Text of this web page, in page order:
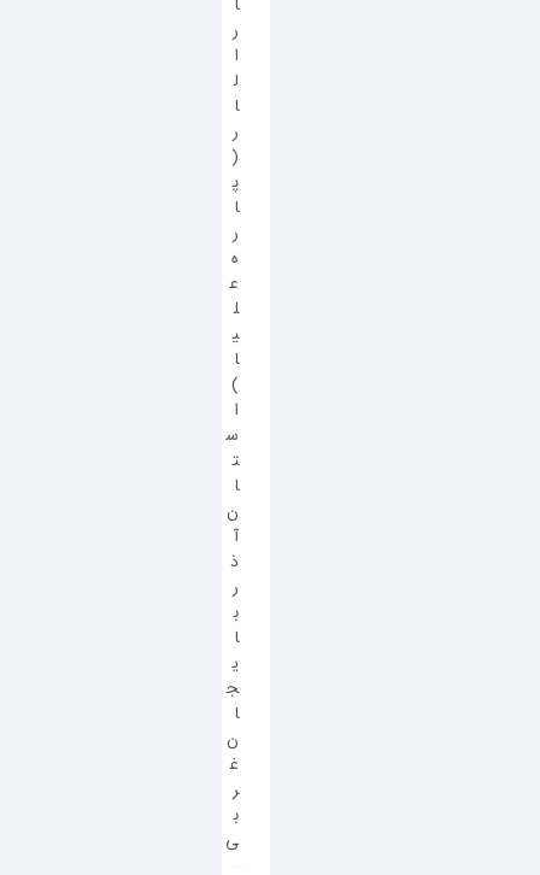
ا
ر
ا
ل
ا
ر
(
پ
ا
ر
ه
ع
ل
ی
ا
)
ا
س
ت
ا
ن
آ
ذ
ر
ب
ا
ی
ج
ا
ن
غ
ر
ب
ی